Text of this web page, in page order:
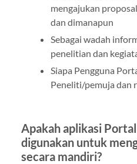
mengajukan
dan dimanapun
Sebagai wadah
penelitian dan
Siapa Pengguna
Peneliti/pemuja dan
Apakah aplikasi
digunakan untuk
secara mandiri?